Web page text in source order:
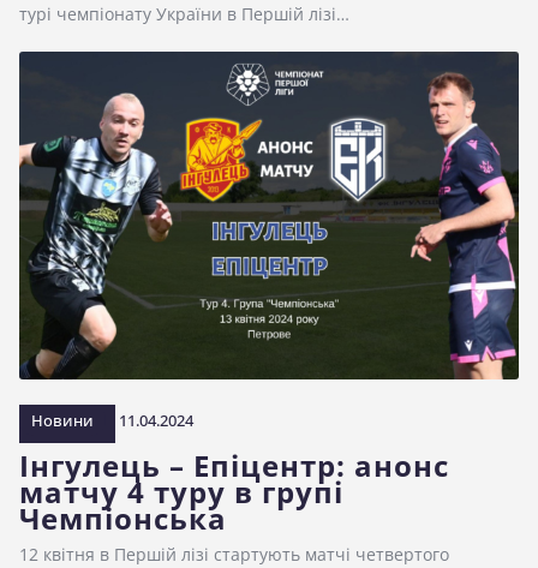
турі чемпіонату України в Першій лізі…
Новини 11.04.2024
Інгулець – Епіцентр: анонс
матчу 4 туру в групі
Чемпіонська
12 квітня в Першій лізі стартують матчі четвертого